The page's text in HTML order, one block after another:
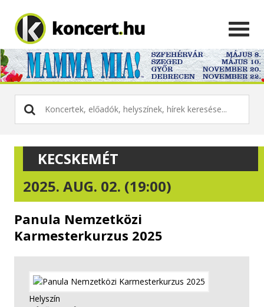
KECSKEMÉT
2025. AUG. 02. (19:00)
Panula Nemzetközi
Karmesterkurzus 2025
Helyszín